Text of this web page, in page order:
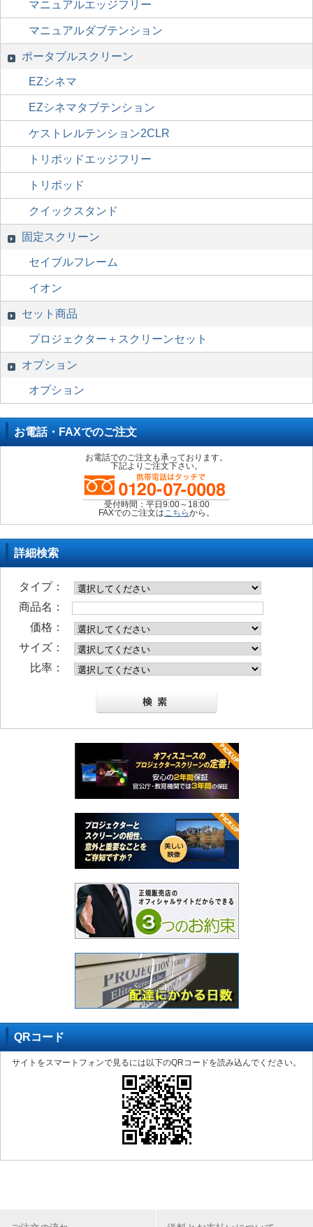
マニュアルエッジフリー
マニュアルダブテンション
ポータブルスクリーン
EZシネマ
EZシネマタブテンション
ケストレルテンション2CLR
トリポッドエッジフリー
トリポッド
クイックスタンド
固定スクリーン
セイブルフレーム
イオン
セット商品
プロジェクター＋スクリーンセット
オプション
オプション
お電話・FAXでのご注文
お電話でのご注文も承っております。
下記よりご注文下さい。
受付時間：平日9:00～18:00
FAXでのご注文はこちらから。
詳細検索
タイプ：
商品名：
価格：
サイズ：
比率：
QRコード
サイトをスマートフォンで見るには以下のQRコードを読み込んでください。